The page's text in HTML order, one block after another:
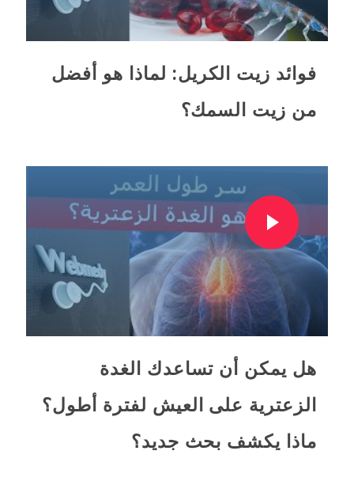
فوائد زيت الكريل: لماذا هو أفضل
من زيت السمك؟
هل يمكن أن تساعدك الغدة
الزعترية على العيش لفترة أطول؟
ماذا يكشف بحث جديد؟